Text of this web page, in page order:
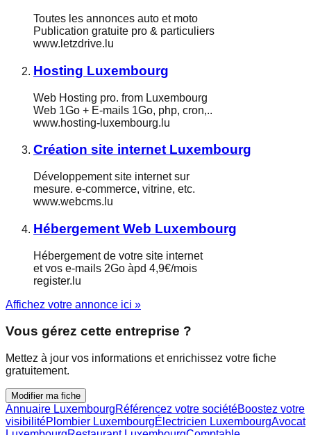
Toutes les annonces auto et moto
Publication gratuite pro & particuliers
www.letzdrive.lu
Hosting Luxembourg
Web Hosting pro. from Luxembourg
Web 1Go + E-mails 1Go, php, cron,..
www.hosting-luxembourg.lu
Création site internet Luxembourg
Développement site internet sur
mesure. e-commerce, vitrine, etc.
www.webcms.lu
Hébergement Web Luxembourg
Hébergement de votre site internet
et vos e-mails 2Go àpd 4,9€/mois
register.lu
Affichez votre annonce ici »
Vous gérez cette entreprise ?
Mettez à jour vos informations et enrichissez votre fiche
gratuitement.
Modifier ma fiche
Annuaire LuxembourgRéférencez votre sociétéBoostez votre
visibilitéPlombier LuxembourgÉlectricien LuxembourgAvocat